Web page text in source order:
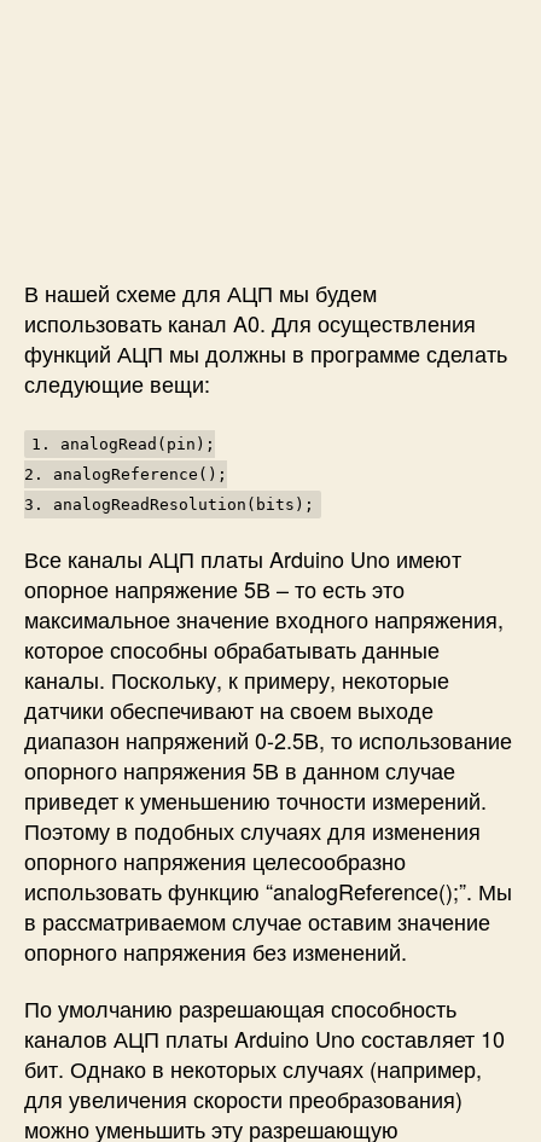
В нашей схеме для АЦП мы будем
использовать канал A0. Для осуществления
функций АЦП мы должны в программе сделать
следующие вещи:
1. analogRead(pin);
2. analogReference();
3. analogReadResolution(bits);
Все каналы АЦП платы Arduino Uno имеют
опорное напряжение 5В – то есть это
максимальное значение входного напряжения,
которое способны обрабатывать данные
каналы. Поскольку, к примеру, некоторые
датчики обеспечивают на своем выходе
диапазон напряжений 0-2.5В, то использование
опорного напряжения 5В в данном случае
приведет к уменьшению точности измерений.
Поэтому в подобных случаях для изменения
опорного напряжения целесообразно
использовать функцию “analogReference();”. Мы
в рассматриваемом случае оставим значение
опорного напряжения без изменений.
По умолчанию разрешающая способность
каналов АЦП платы Arduino Uno составляет 10
бит. Однако в некоторых случаях (например,
для увеличения скорости преобразования)
можно уменьшить эту разрешающую